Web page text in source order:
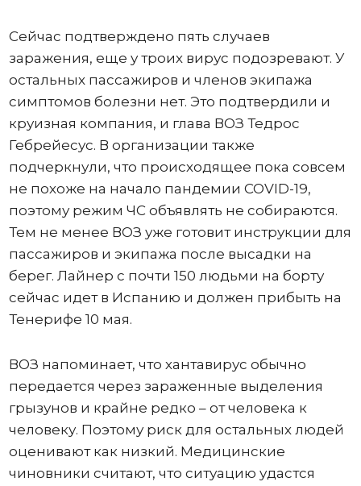
Сейчас подтверждено пять случаев
заражения, еще у троих вирус подозревают. У
остальных пассажиров и членов экипажа
симптомов болезни нет. Это подтвердили и
круизная компания, и глава ВОЗ Тедрос
Гебрейесус. В организации также
подчеркнули, что происходящее пока совсем
не похоже на начало пандемии COVID-19,
поэтому режим ЧС объявлять не собираются.
Тем не менее ВОЗ уже готовит инструкции для
пассажиров и экипажа после высадки на
берег. Лайнер с почти 150 людьми на борту
сейчас идет в Испанию и должен прибыть на
Тенерифе 10 мая.
ВОЗ напоминает, что хантавирус обычно
передается через зараженные выделения
грызунов и крайне редко – от человека к
человеку. Поэтому риск для остальных людей
оценивают как низкий. Медицинские
чиновники считают, что ситуацию удастся